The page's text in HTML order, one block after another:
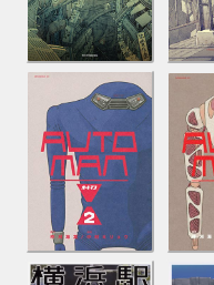
究開発事業「
2023/10/01 らくだ舎
っていくために」
2023/08/25 日経サ
説「エンケラドゥス・プ
2023/08/12 紙魚
シィーの最後の記憶」
2023/08/07
2023 SFプロトタイピ